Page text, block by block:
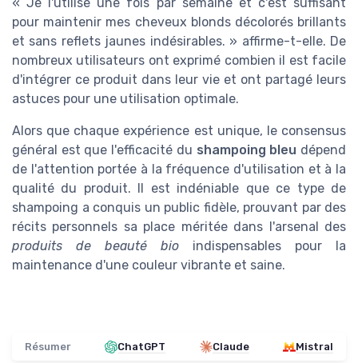
pour maintenir mes cheveux blonds décolorés brillants
et sans reflets jaunes indésirables. » affirme-t-elle. De
nombreux utilisateurs ont exprimé combien il est facile
d'intégrer ce produit dans leur vie et ont partagé leurs
astuces pour une utilisation optimale.
Alors que chaque expérience est unique, le consensus
général est que l'efficacité du shampoing bleu dépend
de l'attention portée à la fréquence d'utilisation et à la
qualité du produit. Il est indéniable que ce type de
shampoing a conquis un public fidèle, prouvant par des
récits personnels sa place méritée dans l'arsenal des
produits de beauté bio indispensables pour la
maintenance d'une couleur vibrante et saine.
Résumer ChatGPT Claude Mistral